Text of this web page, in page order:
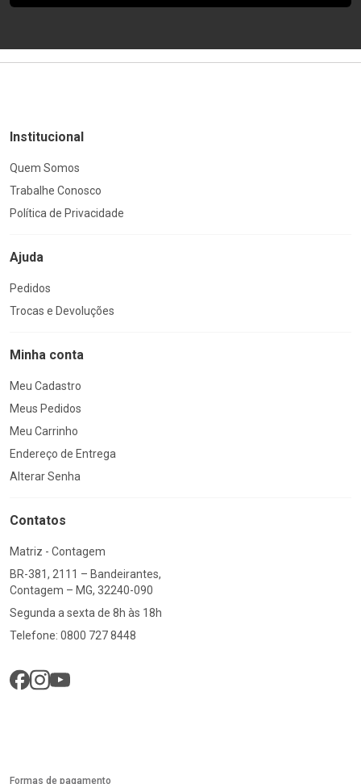
Institucional
Quem Somos
Trabalhe Conosco
Política de Privacidade
Ajuda
Pedidos
Trocas e Devoluções
Minha conta
Meu Cadastro
Meus Pedidos
Meu Carrinho
Endereço de Entrega
Alterar Senha
Contatos
Matriz - Contagem
BR-381, 2111 – Bandeirantes,
Contagem – MG, 32240-090
Segunda a sexta de 8h às 18h
Telefone: 0800 727 8448
Formas de pagamento